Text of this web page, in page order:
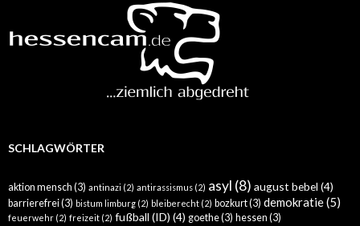
SCHLAGWÖRTER
aktion mensch (3) antinazi (2) antirassismus (2) asyl (8) august bebel (4)
barrierefrei(3) bistum limburg (2) bleiberecht (2) bozkurt(3) demokratie(5)
feuerwehr (2) freizeit (2) fußball (ID) (4) goethe(3) hessen (3)